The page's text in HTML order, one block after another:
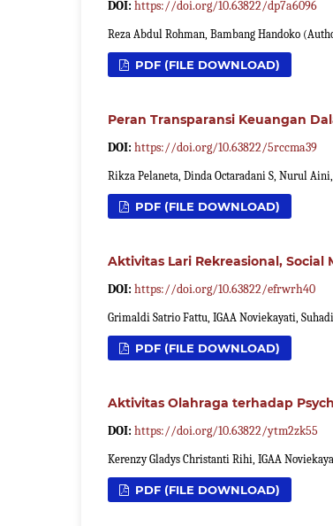
DOI: https://doi.org/10.63822/dp7a6096
Reza Abdul Rohman, Bambang Handoko
PDF (FILE DOWNLOAD)
Peran Transparansi Keuangan
DOI: https://doi.org/10.63822/5rccma39
Rikza Pelaneta, Dinda Octaradani S, Nurul
PDF (FILE DOWNLOAD)
Aktivitas Lari Rekreasional,
DOI: https://doi.org/10.63822/efrwrh40
Grimaldi Satrio Fattu, IGAA Noviekayati,
PDF (FILE DOWNLOAD)
Aktivitas Olahraga terhadap
DOI: https://doi.org/10.63822/ytm2zk55
Kerenzy Gladys Christanti Rihi, IGAA
PDF (FILE DOWNLOAD)